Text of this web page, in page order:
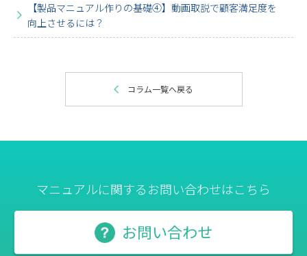
【製品マニュアル作りの基礎④】動画取説で顧客満足度を
向上させるには？
コラム一覧へ戻る
マニュアルに関するお問い合わせはこちら
お問い合わせ